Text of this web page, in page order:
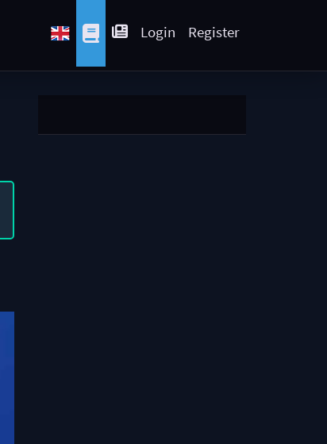
Login Register